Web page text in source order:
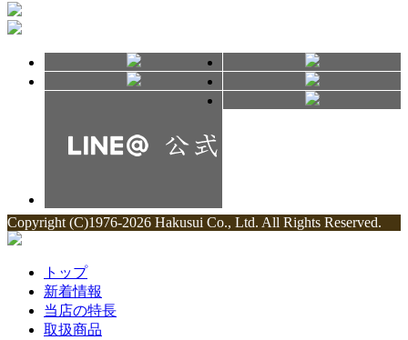
Copyright (C)1976-2026 Hakusui Co., Ltd. All Rights Reserved.
トップ
新着情報
当店の特長
取扱商品